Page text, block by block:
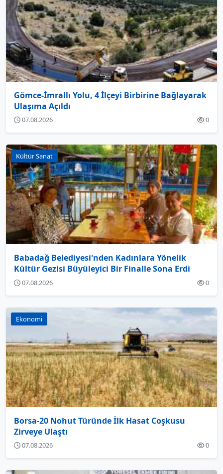
Gömce-İmrallı Yolu, 4 İlçeyi Birbirine Bağlayarak
Ulaşıma Açıldı
07.08.2026 0
Kültür Sanat
Babadağ Belediyesi'nden Kadınlara Yönelik
Kültür Gezisi Büyüleyici Bir Finalle Sona Erdi
07.08.2026 0
Ekonomi
Borsa-20 Nohut Türünde İlk Hasat Coşkusu
Zirveye Ulaştı
07.08.2026 0